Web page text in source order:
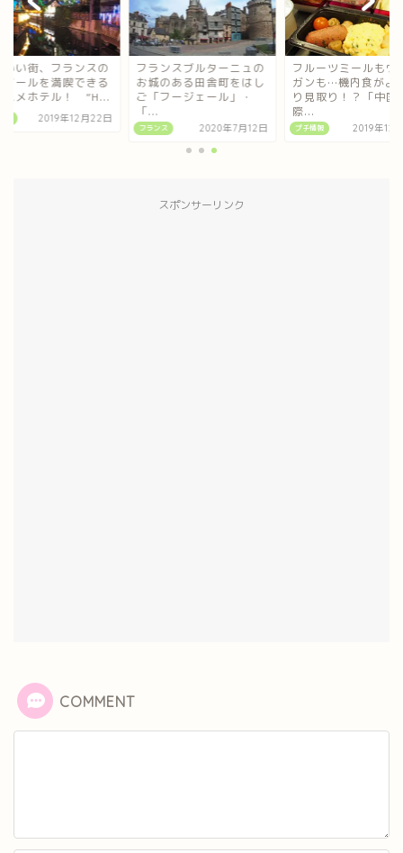
いい街、フランスの
マールを満喫できる
スメホテル！ ”H...
2019年12月22日
フランス
フランスブルターニュの
お城のある田舎町をはし
ご「フージェール」・
「...
2020年7月12日 プチ情報
フルーツミールもヴ
ガンも…機内食がよ
り見取り！？「中国
際...
2019年12
スポンサーリンク
COMMENT